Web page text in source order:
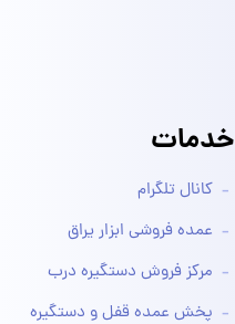
خدمات
کانال تلگرام
عمده فروشی ابزار یراق
مرکز فروش دستگیره درب
پخش عمده قفل و دستگیره